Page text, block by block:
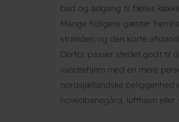
bad og adgang til fælles
Mange tidligere gæster
stranden og den korte
Derfor passer stedet godt til
vandrehjem med en mere
nordsjællandske beliggenhed
hovedbanegård, lufthavn eller